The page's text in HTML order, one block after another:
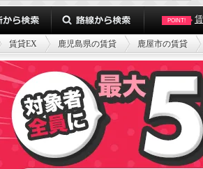
POINT!
賃貸EX 鹿児島県の賃貸 鹿屋市の賃貸